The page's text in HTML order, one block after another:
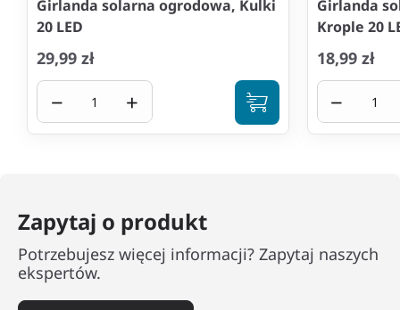
Girlanda solarna ogrodowa, Kulki
20 LED
29,99 zł
− +
Girlanda
Krople 20
18,99 zł
−
Zapytaj o produkt
Potrzebujesz więcej informacji? Zapytaj naszych
ekspertów.